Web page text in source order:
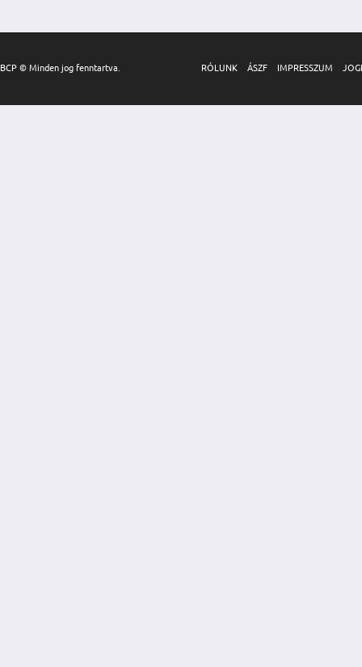
BCP © Minden jog fenntartva. RÓLUNK ÁSZF IMPRESSZUM